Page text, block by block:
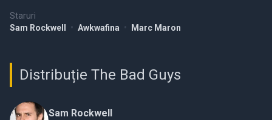
Staruri
Sam Rockwell
• Awkwafina • Marc Maron
Distribuție The Bad Guys
Sam Rockwell